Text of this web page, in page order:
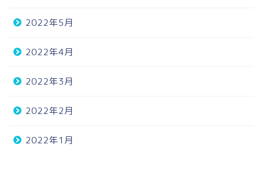
2022年5月
2022年4月
2022年3月
2022年2月
2022年1月